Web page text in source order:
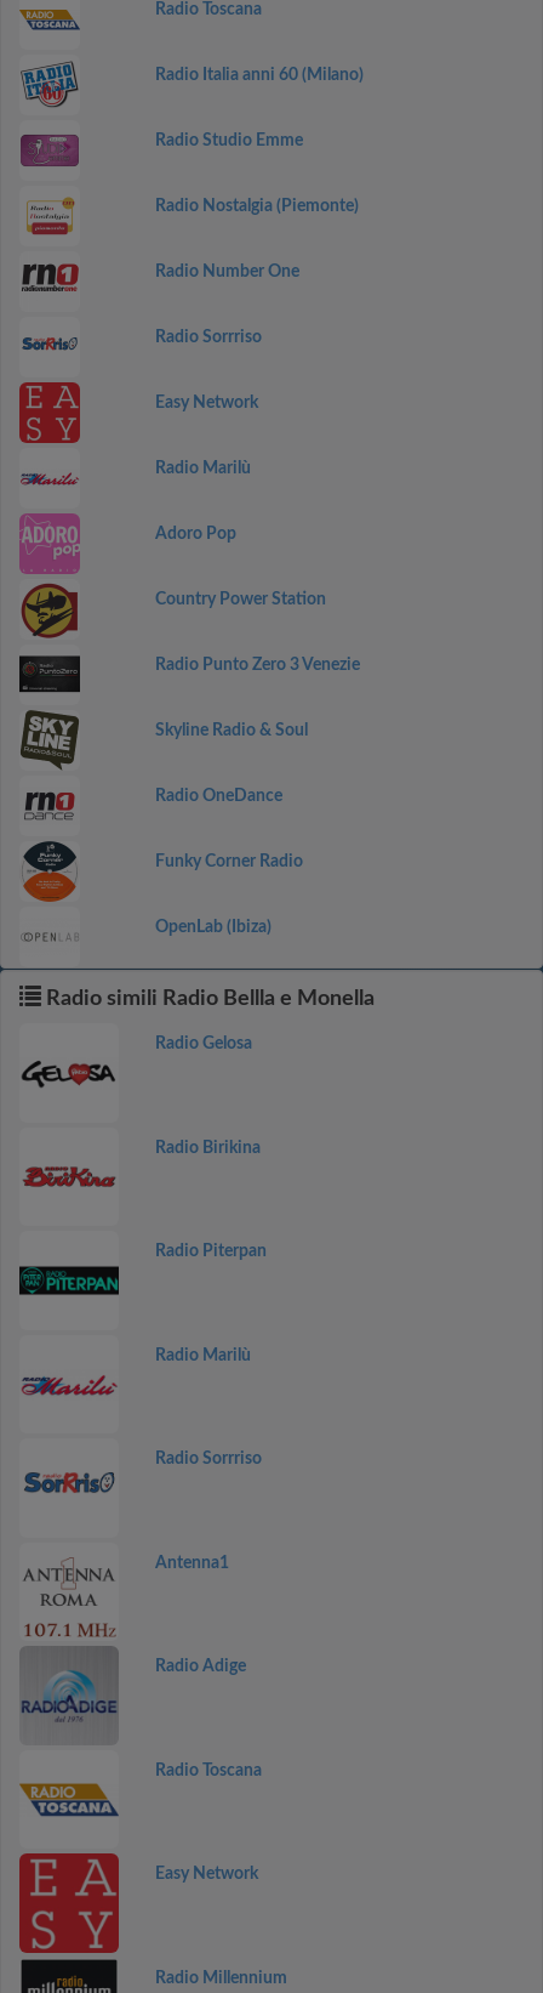
Radio Toscana
Radio Italia anni 60 (Milano)
Radio Studio Emme
Radio Nostalgia (Piemonte)
Radio Number One
Radio Sorrriso
Easy Network
Radio Marilù
Adoro Pop
Country Power Station
Radio Punto Zero 3 Venezie
Skyline Radio & Soul
Radio OneDance
Funky Corner Radio
OpenLab (Ibiza)
Radio simili Radio Bellla e Monella
Radio Gelosa
Radio Birikina
Radio Piterpan
Radio Marilù
Radio Sorrriso
Antenna1
Radio Adige
Radio Toscana
Easy Network
Radio Millennium